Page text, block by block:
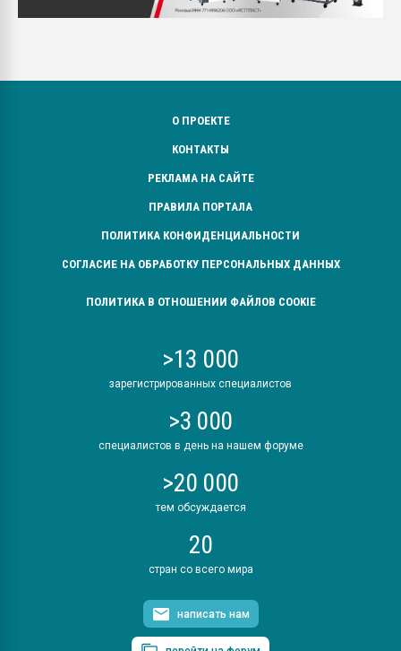
О ПРОЕКТЕ
КОНТАКТЫ
РЕКЛАМА НА САЙТЕ
ПРАВИЛА ПОРТАЛА
ПОЛИТИКА КОНФИДЕНЦИАЛЬНОСТИ
СОГЛАСИЕ НА ОБРАБОТКУ ПЕРСОНАЛЬНЫХ ДАННЫХ
ПОЛИТИКА В ОТНОШЕНИИ ФАЙЛОВ COOKIE
>13 000
зарегистрированных специалистов
>3 000
специалистов в день на нашем форуме
>20 000
тем обсуждается
20
стран со всего мира
написать нам